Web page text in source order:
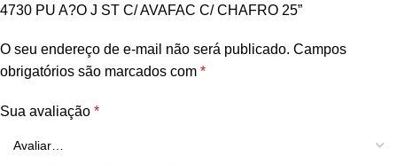
4730 PU A?O J ST C/ AVAFAC C/ CHAFRO 25”
O seu endereço de e-mail não será publicado. Campos
obrigatórios são marcados com *
Sua avaliação *